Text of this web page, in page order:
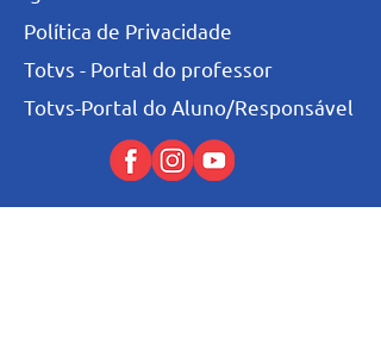
Política de Privacidade
Totvs - Portal do professor
Totvs-Portal do Aluno/Responsável